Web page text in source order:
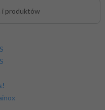
i produktów